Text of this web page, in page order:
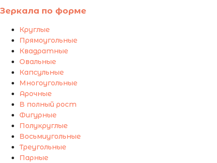
Зеркала по форме
Круглые
Прямоугольные
Квадратные
Овальные
Капсульные
Многоугольные
Арочные
В полный рост
Фигурные
Полукруглые
Восьмиугольные
Треугольные
Парные